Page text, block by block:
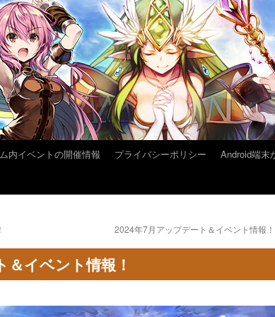
内イベントの開催情報 プライバシーポリシー
Android端末
2024年7月アップデート＆イベント情報！
イベント情報！